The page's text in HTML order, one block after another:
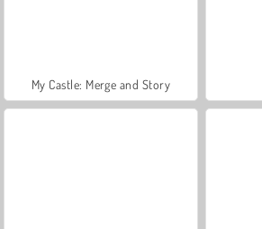
My Castle: Merge and Story